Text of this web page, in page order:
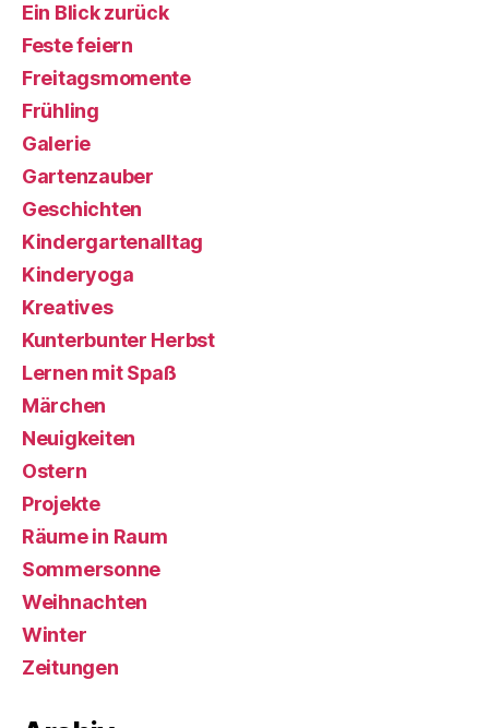
Ein Blick zurück
Feste feiern
Freitagsmomente
Frühling
Galerie
Gartenzauber
Geschichten
Kindergartenalltag
Kinderyoga
Kreatives
Kunterbunter Herbst
Lernen mit Spaß
Märchen
Neuigkeiten
Ostern
Projekte
Räume in Raum
Sommersonne
Weihnachten
Winter
Zeitungen